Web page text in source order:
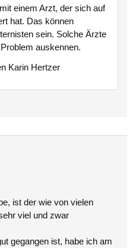
einem Arzt, der sich auf
hat. Das können
sein. Solche Ärzte
auskennen.
Karin Hertzer
ist der wie von vielen
viel und zwar
gegangen ist, habe ich am